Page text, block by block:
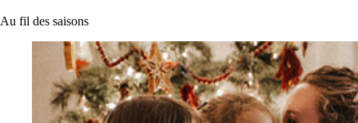
Au fil des saisons